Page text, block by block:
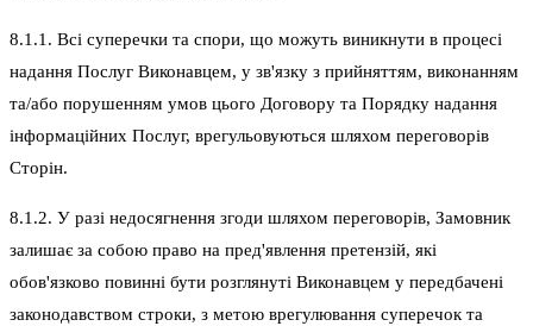
8.1.1. Всі суперечки та спори, що можуть виникнути в процесі
надання Послуг Виконавцем, у зв'язку з прийняттям, виконанням
та/або порушенням умов цього Договору та Порядку надання
інформаційних Послуг, врегульовуються шляхом переговорів
Сторін.
8.1.2. У разі недосягнення згоди шляхом переговорів, Замовник
залишає за собою право на пред'явлення претензій, які
обов'язково повинні бути розглянуті Виконавцем у передбачені
законодавством строки, з метою врегулювання суперечок та